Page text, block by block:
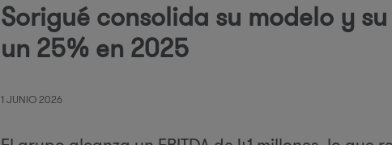
Sorigué consolida su modelo y
un 25% en 2025
1 JUNIO 2026